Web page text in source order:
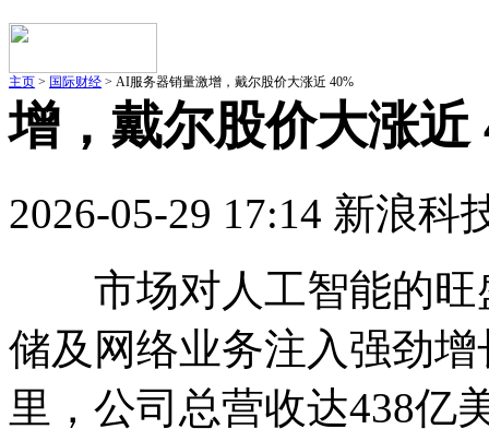
主页 > 国际财经 > AI服务器销量激增，戴尔股价大涨近 40%
增，戴尔股价大涨近
2026-05-29 17:14 新浪科
市场对人工智能的旺
储及网络业务注入强劲
里，公司总营收达438亿